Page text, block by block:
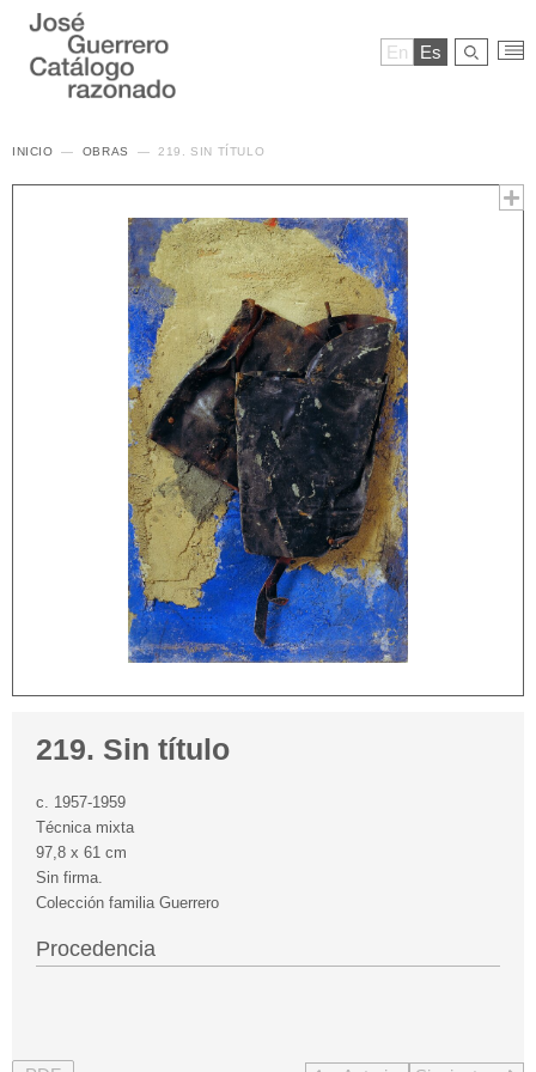
En Es
INICIO OBRAS 219. SIN TÍTULO
219. Sin título
c. 1957-1959
Técnica mixta
97,8 x 61 cm
Sin firma.
Colección familia Guerrero
Procedencia